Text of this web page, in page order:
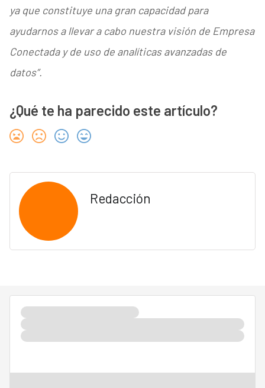
ya que constituye una gran capacidad para
ayudarnos a llevar a cabo nuestra visión de Empresa
Conectada y de uso de analíticas avanzadas de
datos”.
¿Qué te ha parecido este artículo?
Redacción